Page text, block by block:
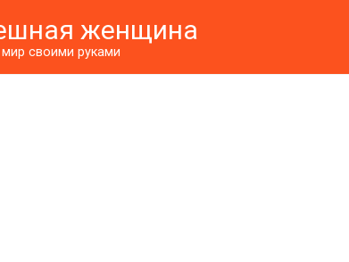
женщина
своими руками